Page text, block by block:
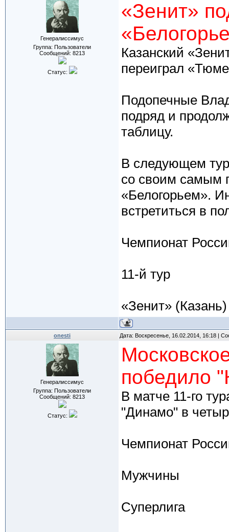
Генералиссимус
Группа: Пользователи
Сообщений: 8213
Статус:
«Зенит»
Казанский
переиграл
Подопечные
подряд и
таблицу.
В следующем
со своим самым
«Белогорьем».
встретиться в
Чемпионат
11-й тур
«Зенит»
onesti Дата: Воскресенье, 16.02.2014, 16:18 |
Генералиссимус
Группа: Пользователи
Сообщений: 8213
Статус:
победило
В матче 11-го
"Динамо" в
Чемпионат
Мужчины
Суперлига